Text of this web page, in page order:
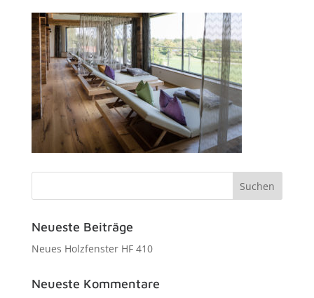
Neueste Beiträge
Neues Holzfenster HF 410
Neueste Kommentare